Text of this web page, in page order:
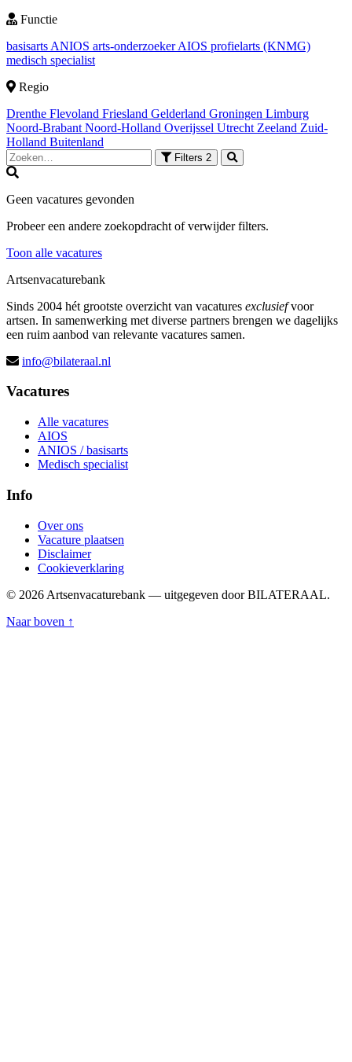
Functie
basisarts ANIOS arts-onderzoekerAIOS profielarts (KNMG)
medisch specialist
Regio
Drenthe Flevoland Friesland Gelderland Groningen Limburg
Noord-Brabant Noord-Holland Overijssel Utrecht Zeeland Zuid-
Holland Buitenland
Filters 2
Geen vacatures gevonden
Probeer een andere zoekopdracht of verwijder filters.
Toon alle vacatures
Artsenvacaturebank
Sinds 2004 hét grootste overzicht van vacatures exclusiefvoor
artsen. In samenwerking met diverse partners brengen we dagelijks
een ruim aanbod van relevante vacatures samen.
info@bilateraal.nl
Vacatures
Alle vacatures
AIOS
ANIOS / basisarts
Medisch specialist
Info
Over ons
Vacature plaatsen
Disclaimer
Cookieverklaring
© 2026 Artsenvacaturebank — uitgegeven door BILATERAAL.
Naar boven ↑